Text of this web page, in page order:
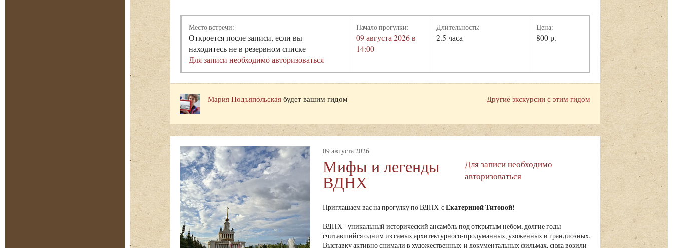
Место встречи:
Откроется после записи, если вы
находитесь не в резервном списке
Для записи необходимо авторизоваться
Начало прогулки:
09 августа 2026 в
14:00
Длительность:
2.5 часа
Цена:
800 р.
Другие экскурсии с этим гидом
Мария Подъяпольская будет вашим гидом
09 августа 2026
Мифы и легенды
ВДНХ
Для записи необходимо
авторизоваться
Приглашаем вас на прогулку по ВДНХ сЕкатериной Титовой!
ВДНХ - уникальный исторический ансамбль под открытым небом, долгие годы
считавшийся одним из самых архитектурного-продуманных, ухоженных и грандиозных.
Выставку активно снимали в художественных и документальных фильмах, сюда возили